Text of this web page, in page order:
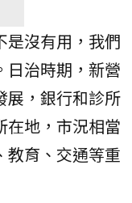
是沒有用，我們
日治時期，新營
展，銀行和診所
在地，市況相當
教育、交通等重